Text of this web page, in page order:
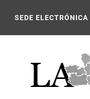
SEDE ELECTRÓNICA